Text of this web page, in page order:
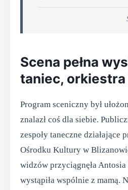
Scena pełna
taniec, orkiestra
Program sceniczny był
znalazł coś dla siebie.
zespoły taneczne działające
Ośrodku Kultury w
widzów przyciągnęła
wystąpiła wspólnie z mamą.